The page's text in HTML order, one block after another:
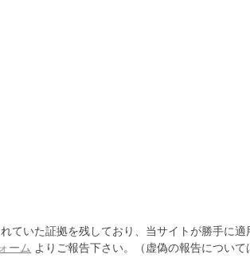
ていた証拠を残しており、当サイトが勝手に
ーム よりご報告下さい。（虚偽の報告につい